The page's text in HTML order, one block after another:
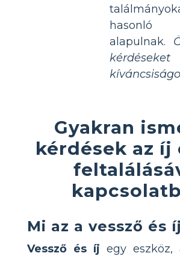
alapulnak.
Gyakran
kérdések az íj
Mi az a vessző és
Vessző és íj egy